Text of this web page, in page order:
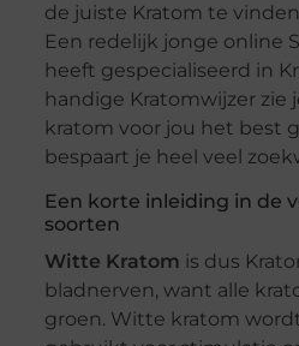
de juiste Kratom te
Een redelijk jonge online
heeft gespecialiseerd in
handige Kratomwijzer zie
kratom voor jou het best
bespaart je heel veel
Een korte inleiding in de
soorten
Witte Kratom is dus
bladnerven, want alle
groen. Witte kratom